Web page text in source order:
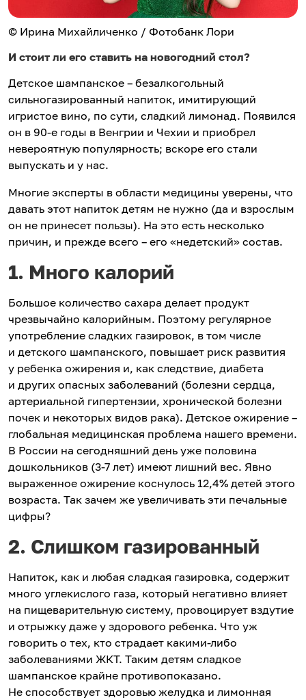
© Ирина Михайличенко / Фотобанк Лори
И стоит ли его ставить на новогодний стол?
Детское шампанское – безалкогольный
сильногазированный напиток, имитирующий
игристое вино, по сути, сладкий лимонад. Появился
он в 90-е годы в Венгрии и Чехии и приобрел
невероятную популярность; вскоре его стали
выпускать и у нас.
Многие эксперты в области медицины уверены, что
давать этот напиток детям не нужно (да и взрослым
он не принесет пользы). На это есть несколько
причин, и прежде всего – его «недетский» состав.
1. Много калорий
Большое количество сахара делает продукт
чрезвычайно калорийным. Поэтому регулярное
употребление сладких газировок, в том числе
и детского шампанского, повышает риск развития
у ребенка ожирения и, как следствие, диабета
и других опасных заболеваний (болезни сердца,
артериальной гипертензии, хронической болезни
почек и некоторых видов рака). Детское ожирение –
глобальная медицинская проблема нашего времени.
В России на сегодняшний день уже половина
дошкольников (3-7 лет) имеют лишний вес. Явно
выраженное ожирение коснулось 12,4% детей этого
возраста. Так зачем же увеличивать эти печальные
цифры?
2. Слишком газированный
Напиток, как и любая сладкая газировка, содержит
много углекислого газа, который негативно влияет
на пищеварительную систему, провоцирует вздутие
и отрыжку даже у здорового ребенка. Что уж
говорить о тех, кто страдает какими-либо
заболеваниями ЖКТ. Таким детям сладкое
шампанское крайне противопоказано.
Не способствует здоровью желудка и лимонная